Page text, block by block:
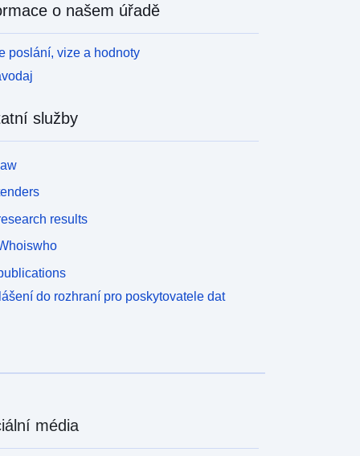
o našem úřadě
poslání, vize a hodnoty
služby
results
do rozhraní pro poskytovatele dat
média